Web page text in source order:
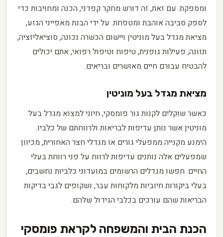
ומספקת. עם זאת, זה דורש מחקר קפדני, הכנה ומחויבות כדי
לספק סביבה אוהבת ומטפחת. על ידי הבנת מאפייני הגזע,
מציאת מגדל בעל מוניטין ויישום הכשרה נכונה, סוציאליזציה,
תזונה, פעילות גופנית, טיפוח וטיפול רפואי, אתם יכולים
להבטיח עבורם חיים מאושרים ובריאים.
מציאת מגדל בעל מוניטין
כאשר שוקלים לקנות גור פומסקי, חיוני למצוא מגדל בעל
מוניטין אשר נותן עדיפות לבריאות ולרווחתם של כלביו.
הימנע מקנייה ממפעלי גורים או מגדלי חצר האחורית, מכיוון
שמפעלים אלה נותנים עדיפות לרווח על פני רווחת בעלי
החיים. חפשו מגדלים הרשומים במועדוני כלביות נחשבים,
בעלי ביקורות חיוביות מלקוחות עבר, ושקופים לגבי בדיקות
הבריאות שהם עורכים בכלבי הגידול שלהם.
הכנת הבית והמשפחה לקראת פומסקי